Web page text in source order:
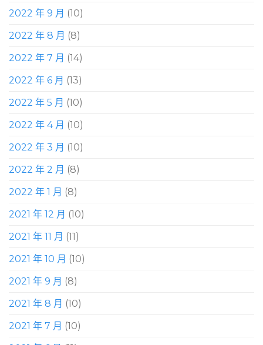
2022 年 9 月 (10)
2022 年 8 月 (8)
2022 年 7 月 (14)
2022 年 6 月 (13)
2022 年 5 月 (10)
2022 年 4 月 (10)
2022 年 3 月 (10)
2022 年 2 月 (8)
2022 年 1 月 (8)
2021 年 12 月 (10)
2021 年 11 月 (11)
2021 年 10 月 (10)
2021 年 9 月 (8)
2021 年 8 月 (10)
2021 年 7 月 (10)